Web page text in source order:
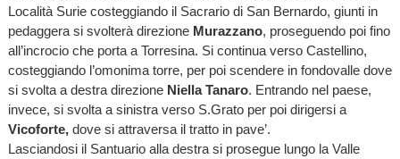
Località Surie costeggiando il Sacrario di San Bernardo, giunti in
pedaggera si svolterà direzione Murazzano, proseguendo poi fino
all’incrocio che porta a Torresina. Si continua verso Castellino,
costeggiando l’omonima torre, per poi scendere in fondovalle dove
si svolta a destra direzione Niella Tanaro. Entrando nel paese,
invece, si svolta a sinistra verso S.Grato per poi dirigersi a
Vicoforte, dove si attraversa il tratto in pave’.
Lasciandosi il Santuario alla destra si prosegue lungo la Valle